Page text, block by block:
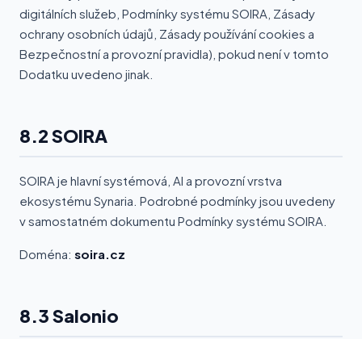
digitálních služeb, Podmínky systému SOIRA, Zásady
ochrany osobních údajů, Zásady používání cookies a
Bezpečnostní a provozní pravidla), pokud není v tomto
Dodatku uvedeno jinak.
8.2 SOIRA
SOIRA je hlavní systémová, AI a provozní vrstva
ekosystému Synaria. Podrobné podmínky jsou uvedeny
v samostatném dokumentu Podmínky systému SOIRA.
Doména: soira.cz
8.3 Salonio